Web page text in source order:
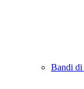
Bandi di